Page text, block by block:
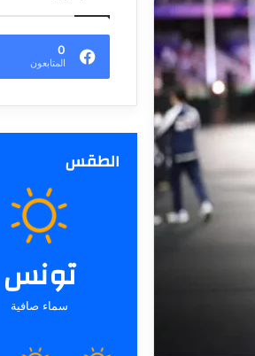
0
المتابعون
الطقس
تونس
سماء صافية